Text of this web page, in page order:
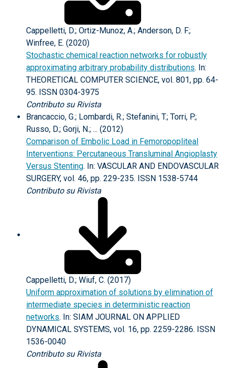
Cappelletti, D.; Ortiz-Munoz, A.; Anderson, D. F.;
Winfree, E. (2020)
Stochastic chemical reaction networks for robustly
approximating arbitrary probability distributions. In:
THEORETICAL COMPUTER SCIENCE, vol. 801, pp. 64-
95. ISSN 0304-3975
Contributo su Rivista
Brancaccio, G.; Lombardi, R.; Stefanini, T.; Torri, P.;
Russo, D.; Gorji, N.; ... (2012)
Comparison of Embolic Load in Femoropopliteal
Interventions: Percutaneous Transluminal Angioplasty
Versus Stenting. In: VASCULAR AND ENDOVASCULAR
SURGERY, vol. 46, pp. 229-235. ISSN 1538-5744
Contributo su Rivista
Cappelletti, D.; Wiuf, C. (2017)
Uniform approximation of solutions by elimination of
intermediate species in deterministic reaction
networks. In: SIAM JOURNAL ON APPLIED
DYNAMICAL SYSTEMS, vol. 16, pp. 2259-2286. ISSN
1536-0040
Contributo su Rivista